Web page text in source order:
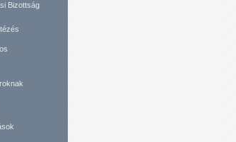
Bizottság